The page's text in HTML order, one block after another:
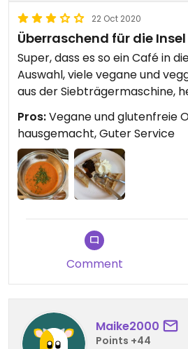
22 Oct 2020
Überraschend für die Insel
Super, dass es so ein Café in
Auswahl, viele vegane und
aus der Siebträgermaschine,
Pros:Vegane und glutenfreie
hausgemacht, Guter Service
Comment
Maike2000
Points +44